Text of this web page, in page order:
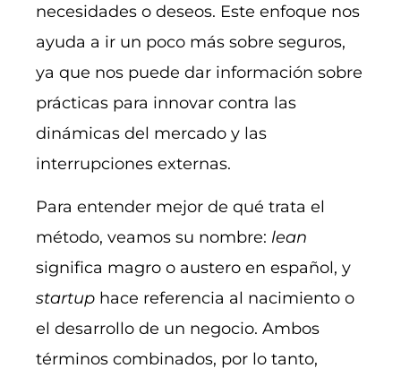
necesidades o deseos. Este enfoque nos
ayuda a ir un poco más sobre seguros,
ya que nos puede dar información sobre
prácticas para innovar contra las
dinámicas del mercado y las
interrupciones externas.
Para entender mejor de qué trata el
método, veamos su nombre: lean
significa magro o austero en español, y
startup hace referencia al nacimiento o
el desarrollo de un negocio. Ambos
términos combinados, por lo tanto,